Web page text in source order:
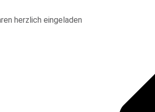
herzlich eingeladen